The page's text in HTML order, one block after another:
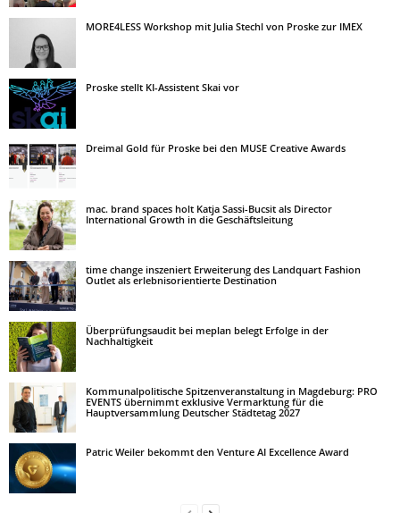
MORE4LESS Workshop mit Julia Stechl von Proske zur IMEX
Proske stellt KI-Assistent Skai vor
Dreimal Gold für Proske bei den MUSE Creative Awards
mac. brand spaces holt Katja Sassi-Bucsit als Director
International Growth in die Geschäftsleitung
time change inszeniert Erweiterung des Landquart Fashion
Outlet als erlebnisorientierte Destination
Überprüfungsaudit bei meplan belegt Erfolge in der
Nachhaltigkeit
Kommunalpolitische Spitzenveranstaltung in Magdeburg: PRO
EVENTS übernimmt exklusive Vermarktung für die
Hauptversammlung Deutscher Städtetag 2027
Patric Weiler bekommt den Venture AI Excellence Award